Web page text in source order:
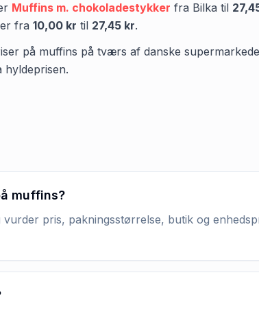
Muffins m. chokoladestykker fra Bilka til
fra 10,00 kr til 27,45 kr.
på muffins på tværs af danske
muffins?
pris, pakningsstørrelse, butik og